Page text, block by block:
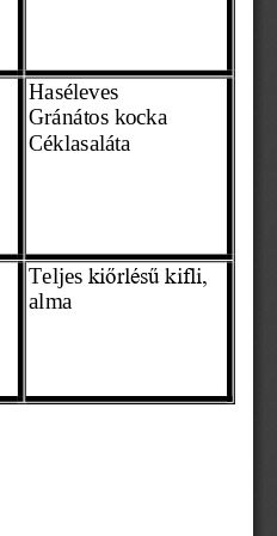
Haséleves
Gránátos kocka
Céklasaláta
Teljes kiőrlésű kifli,
alma